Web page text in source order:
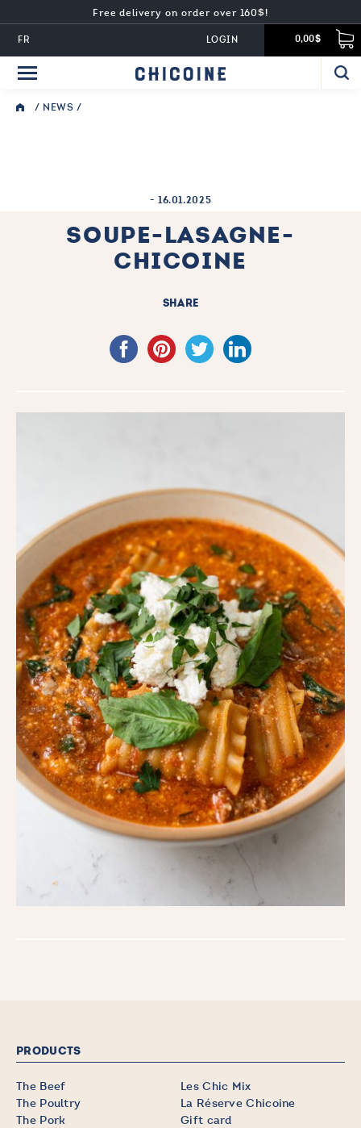
FR
Free delivery on order over 160$!
0,00$
LOGIN
/ NEWS /
- 16.01.2025
SOUPE-LASAGNE-
CHICOINE
SHARE
PRODUCTS
The Beef
The Poultry
The Pork
Les Chic Mix
La Réserve Chicoine
Gift card